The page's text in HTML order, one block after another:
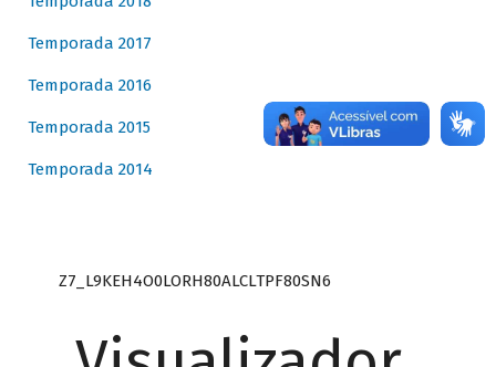
Temporada 2017
Temporada 2016
Temporada 2015
Temporada 2014
Z7_L9KEH4O0LORH80ALCLTPF80SN6